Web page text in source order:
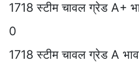
1718 स्टीम चावल ग्रेड A+
0
1718 स्टीम चावल ग्रेड A